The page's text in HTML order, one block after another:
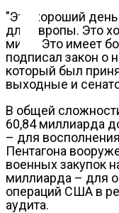
Контакты
"Это хороший
для Европы. Это
мире. Это имеет
подписал закон о
который был
выходные и
В общей
60,84 миллиарда
– для
Пентагона
военных закупок
миллиарда – для
операций США в
аудита.